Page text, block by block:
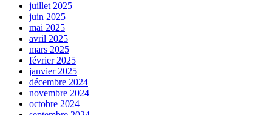
juillet 2025
juin 2025
mai 2025
avril 2025
mars 2025
février 2025
janvier 2025
décembre 2024
novembre 2024
octobre 2024